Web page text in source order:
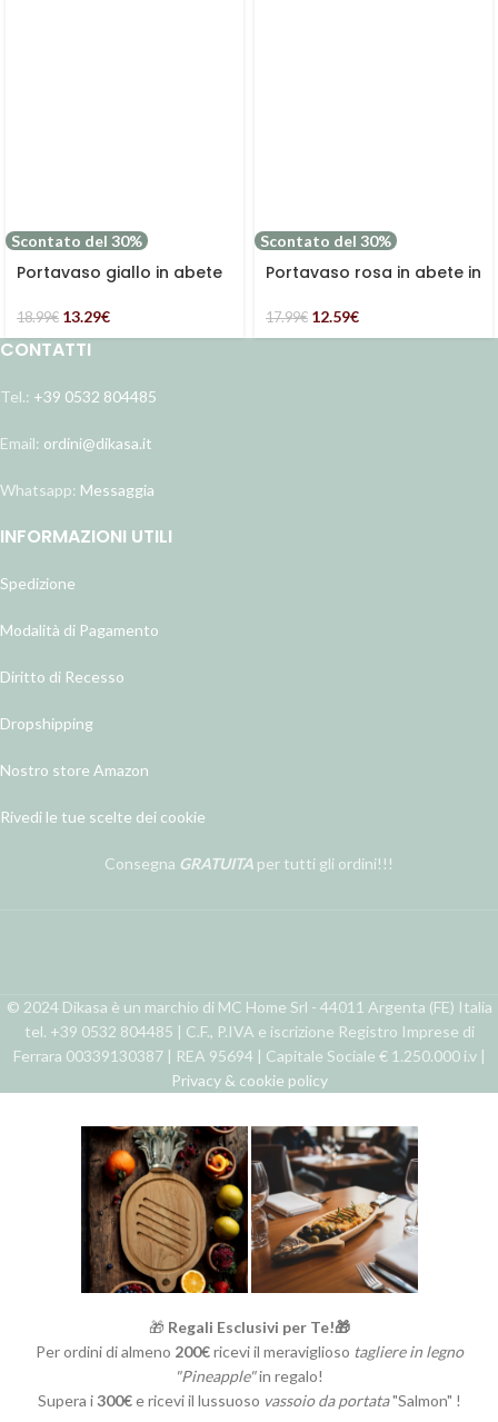
Scontato del 30%
Portavaso giallo in abete
18.99€ 13.29€
Scontato del 30%
Portavaso rosa in abete in
17.99€ 12.59€
CONTATTI
Tel.: +39 0532 804485
Email: ordini@dikasa.it
Whatsapp: Messaggia
INFORMAZIONI UTILI
Spedizione
Modalità di Pagamento
Diritto di Recesso
Dropshipping
Nostro store Amazon
Rivedi le tue scelte dei cookie
Consegna GRATUITA per tutti gli ordini!!!
© 2024 Dikasa è un marchio di MC Home Srl - 44011 Argenta (FE) Italia
tel. +39 0532 804485 | C.F., P.IVA e iscrizione Registro Imprese di
Ferrara 00339130387 | REA 95694 | Capitale Sociale € 1.250.000 i.v |
Privacy & cookie policy
🎁 Regali Esclusivi per Te!🎁
Per ordini di almeno 200€ricevi il meraviglioso tagliere in legno
"Pineapple"in regalo!
Supera i300€e ricevi il lussuoso vassoio da portata"Salmon" !